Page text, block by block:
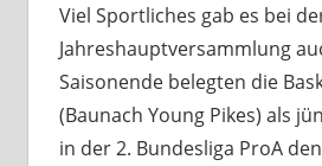
Viel Sportliches gab es bei
Jahreshauptversammlung
Saisonende belegten die
(Baunach Young Pikes) als
in der 2. Bundesliga ProA